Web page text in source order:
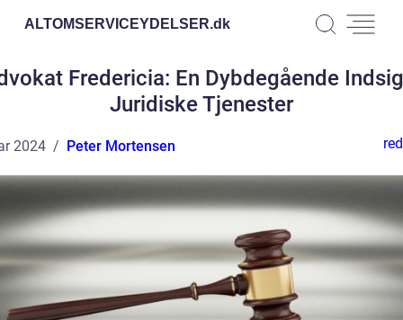
ALTOMSERVICEYDELSER.dk
Fredericia: En Dybdegående
Juridiske Tjenester
2024 Peter Mortensen